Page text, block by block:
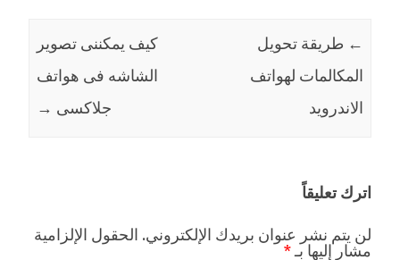
← طريقة تحويل
المكالمات لهواتف
الاندرويد
كيف يمكننى تصوير
الشاشه فى هواتف
جلاكسى →
اترك تعليقاً
لن يتم نشر عنوان بريدك الإلكتروني. الحقول الإلزامية
مشار إليها بـ *